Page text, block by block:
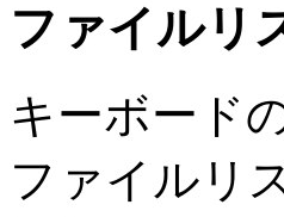
ファイルリ
キーボード
ファイルリ